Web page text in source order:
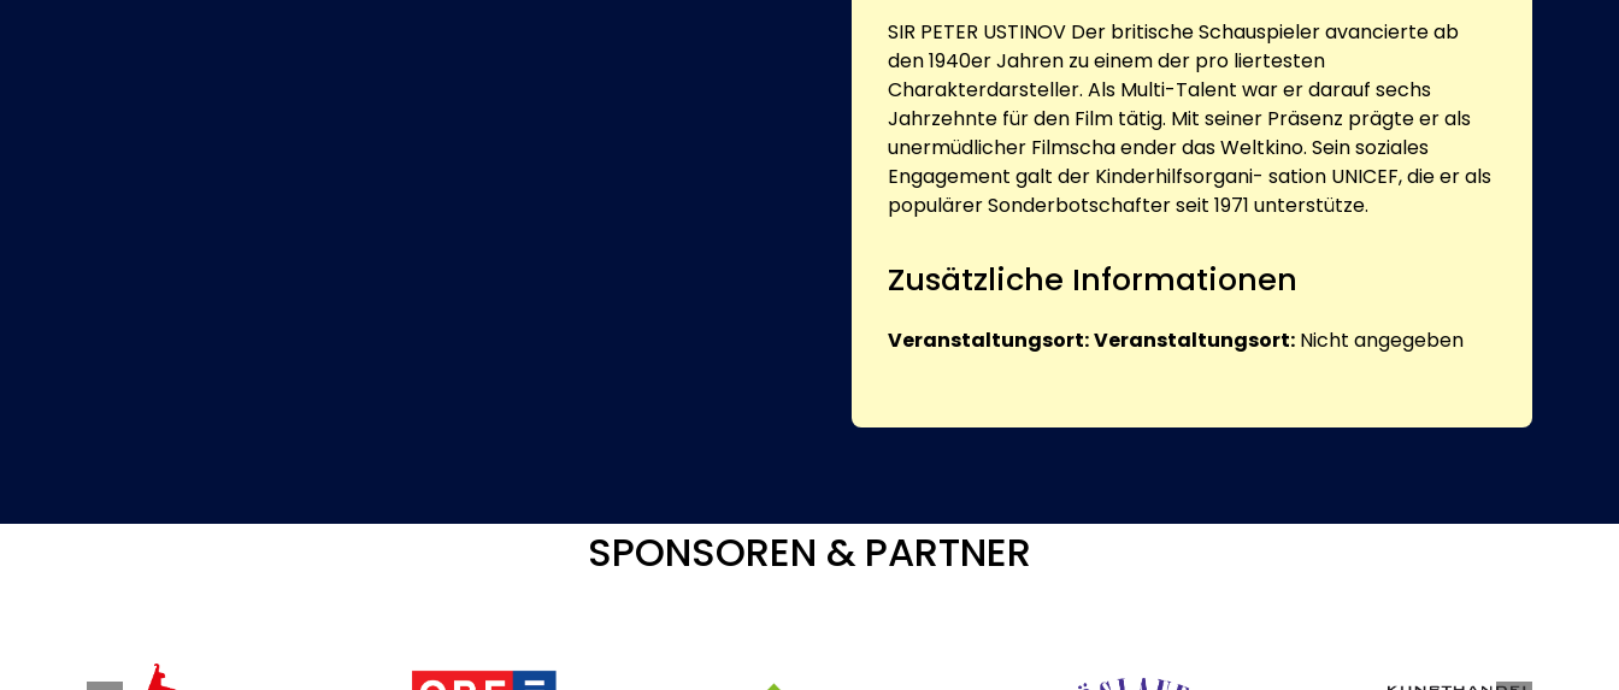
SIR PETER USTINOV Der britische Schauspieler avancierte ab
den 1940er Jahren zu einem der pro liertesten
Charakterdarsteller. Als Multi-Talent war er darauf sechs
Jahrzehnte für den Film tätig. Mit seiner Präsenz prägte er als
unermüdlicher Filmscha ender das Weltkino. Sein soziales
Engagement galt der Kinderhilfsorgani- sation UNICEF, die er als
populärer Sonderbotschafter seit 1971 unterstütze.
Zusätzliche Informationen
Veranstaltungsort:Veranstaltungsort: Nicht angegeben
SPONSOREN & PARTNER